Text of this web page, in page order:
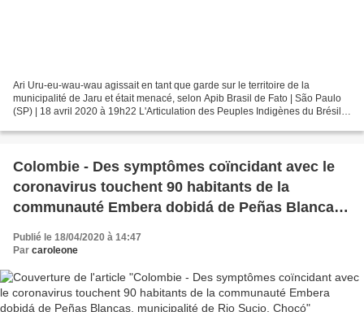
Ari Uru-eu-wau-wau agissait en tant que garde sur le territoire de la
municipalité de Jaru et était menacé, selon Apib Brasil de Fato | São Paulo
(SP) | 18 avril 2020 à 19h22 L'Articulation des Peuples Indigènes du Brésil
Colombie - Des symptômes coïncidant avec le
coronavirus touchent 90 habitants de la
communauté Embera dobidá de Peñas Blancas,
municipalité de Rio Sucio, Chocó
Publié le 18/04/2020 à 14:47
Par caroleone